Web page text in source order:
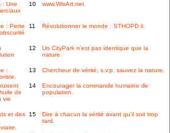
: Une
10 www.WisArt.net.
: Perte
11 Révolutionner le monde : STHOPD il.
12
Un CityPark n'est pas identique que la
nature.
:
13 Chercheur de vérité, s.v.p. sauvez la nature.
de
vie
14
Encourager la commande humaine de
population.
et des 15
Dire à chacun la vérité avant qu'il soit trop
tard.